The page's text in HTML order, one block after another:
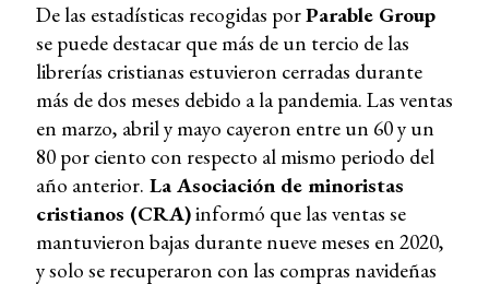
De las estadísticas recogidas porParable Group
se puede destacar que más de un tercio de las
librerías cristianas estuvieron cerradas durante
más de dos meses debido a la pandemia. Las ventas
en marzo, abril y mayo cayeron entre un 60 y un
80 por ciento con respecto al mismo periodo del
año anterior. La Asociación de minoristas
cristianos (CRA)informó que las ventas se
mantuvieron bajas durante nueve meses en 2020,
y solo se recuperaron con las compras navideñas